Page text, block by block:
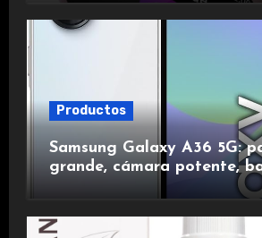
Productos
Samsung Galaxy A36 5G:
grande, cámara potente,
duradera y carga rápida